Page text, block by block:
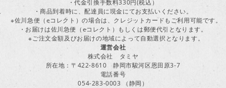
・代金引換手数料330円(税込）
・商品到着時に、配達員に現金にてお支払いください。
※佐川急便（eコレクト）の場合は、クレジットカードもご利用可能です。
・お届けは佐川急便（eコレクト）もしくは郵便代引となります。
※ご注文金額及びお届けの地域によって自動選択となります。
運営会社
株式会社 タミヤ
所在地：〒422-8610 静岡市駿河区恩田原3-7
電話番号
054-283-0003 （静岡）